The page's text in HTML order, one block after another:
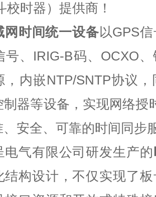
校时器）提供商！
网时间统一设备以GPS
号、IRIG-B码、OCXO
，内嵌NTP/SNTP协议
制器等设备，实现网络授
安全、可靠的时间同步
电气有限公司研发生产的
结构设计，不仅实现了